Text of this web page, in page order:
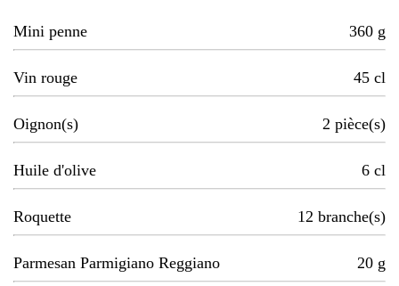
Mini penne 360 g
Vin rouge 45 cl
Oignon(s) 2 pièce(s)
Huile d'olive 6 cl
Roquette 12 branche(s)
Parmesan Parmigiano Reggiano 20 g